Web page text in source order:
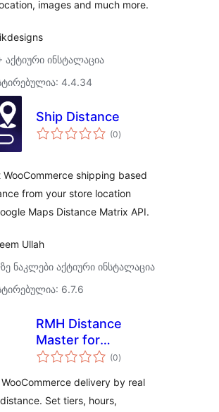
images and much more.
აქტიური ინსტალაცია
4.4.34
Ship Distance
(0საერთო
რეიტინგი
)
WooCommerce shipping based
from your store location
Maps Distance Matrix API.
Ullah
ნაკლები აქტიური ინსტალაცია
6.7.6
RMH Distance
Master for
WooCommerce
(0საერთო
რეიტინგი
)
delivery by real
Set tiers, hours,